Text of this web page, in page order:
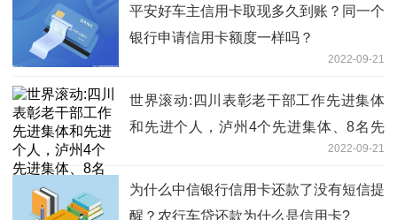
平安好车主信用卡取现多久到账？同一个
银行申请信用卡额度一样吗？
2022-09-21
世界滚动:四川表彰老干部工作先进集体
和先进个人，泸州4个先进集体、8名先
2022-09-21
为什么中信银行信用卡还款了没有短信提
醒？农行车贷还款为什么是信用卡?